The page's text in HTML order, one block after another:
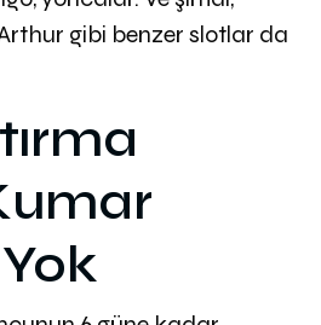
gibi benzer slotlar da